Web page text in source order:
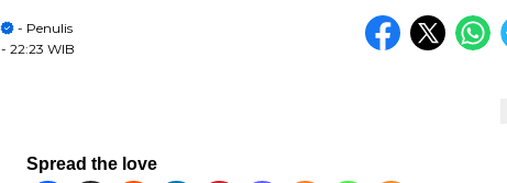
- Penulis
- 22:23 WIB
Spread the love